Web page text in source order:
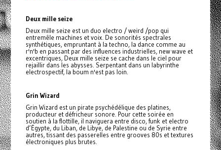
Deux mille seize
Deux mille seize est un duo electro / weird /pop qui
entremêle machines et voix. De sonorités spectrales
synthétiques, empruntant à la techno, la dance comme au
r'n'b en passant par des influences industrielles, new wave et
excentriques, Deux mille seize se cache dans le ciel pour
rejaillir dans les abysses. Serpentant dans un labyrinthe
electrospectif, la boum n'est pas loin.
Grin Wizard
Grin Wizard est un pirate psychédélique des platines,
producteur et défricheur sonore. Pour cette soirée en
soutien à la flottille, il naviguera entre disco, funk et electro
d’Égypte, du Liban, de Libye, de Palestine ou de Syrie entre
autres, tissant des passerelles entre grooves 80s et textures
électroniques plus brutes.